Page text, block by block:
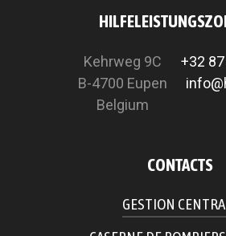
Kehrweg 9C
B-4700 Eupen
Belgium
+32
CONTACTS
GESTION